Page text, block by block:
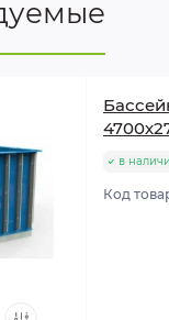
в
Код